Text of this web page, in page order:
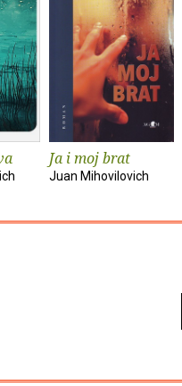
Ja i moj brat
Juan Mihovilovich